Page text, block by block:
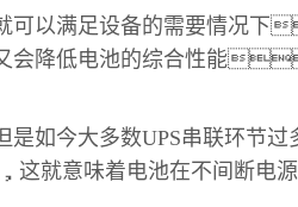
以满足设备的需要情况下
降低电池的综合性能
如今大多数UPS串联环节
就意味着电池在不间断电源